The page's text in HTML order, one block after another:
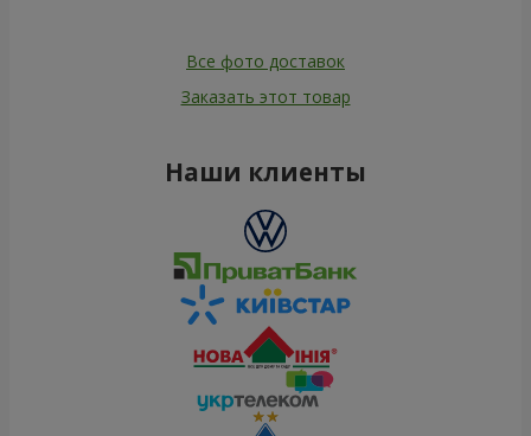
Все фото доставок
Заказать этот товар
Наши клиенты